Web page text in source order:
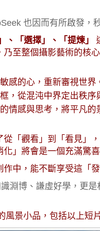
也因而有所啟發，
、「選擇」、「提煉」
乃至整個攝影藝術的核
的心，重新審視世界
從混沌中界定出秩序
感與思考，將平凡的
從「觀看」到「看見」
化」將會是一個充滿驚
作中，能不斷享受這「
淵博、謙虛好學，更是
風景小品，包括以上